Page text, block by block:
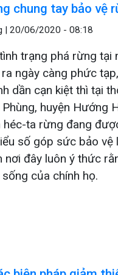
chung tay bảo vệ
| 20/06/2020 - 08:18
trạng phá rừng tại
ngày càng phức
dần cạn kiệt thì tại
huyện Hướng
héc-ta rừng đang
số góp sức bảo vệ
nơi đây luôn ý thức
của chính họ.